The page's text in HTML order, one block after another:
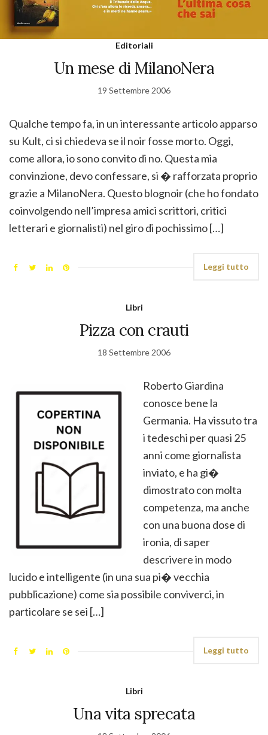
Editoriali
Un mese di MilanoNera
19 Settembre 2006
Qualche tempo fa, in un interessante articolo apparso
su Kult, ci si chiedeva se il noir fosse morto. Oggi,
come allora, io sono convito di no. Questa mia
convinzione, devo confessare, si � rafforzata proprio
grazie a MilanoNera. Questo blognoir (che ho fondato
coinvolgendo nell’impresa amici scrittori, critici
letterari e giornalisti) nel giro di pochissimo […]
Leggi tutto
Libri
Pizza con crauti
18 Settembre 2006
Roberto Giardina
conosce bene la
Germania. Ha vissuto tra
i tedeschi per quasi 25
anni come giornalista
inviato, e ha gi�
dimostrato con molta
competenza, ma anche
con una buona dose di
ironia, di saper
descrivere in modo
lucido e intelligente (in una sua pi� vecchia
pubblicazione) come sia possibile conviverci, in
particolare se sei […]
Leggi tutto
Libri
Una vita sprecata